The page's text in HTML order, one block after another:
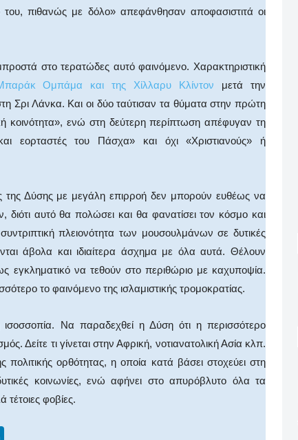
πιθανώς με δόλο» απεφάνθησαν αποφασιστιτά οι
στο τερατώδες αυτό φαινόμενο. Χαρακτηριστική
Ομπάμα και της Χίλλαρυ Κλίντον μετά την
Σρι Λάνκα. Και οι δύο ταύτισαν τα θύματα στην πρώτη
κοινότητα», ενώ στη δεύτερη περίπτωση απέφυγαν τη
εορταστές του Πάσχα» και όχι «Χριστιανούς» ή
της Δύσης με μεγάλη επιρροή δεν μπορούν ευθέως να
διότι αυτό θα πολώσει και θα φανατίσει τον κόσμο και
πλειονότητα των μουσουλμάνων σε δυτικές
άβολα και ιδιαίτερα άσχημα με όλα αυτά. Θέλουν
εγκληματικό να τεθούν στο περιθώριο με καχυποψία.
το φαινόμενο της ισλαμιστικής τρομοκρατίας.
Να παραδεχθεί η Δύση ότι η περισσότερο
Δείτε τι γίνεται στην Αφρική, νοτιανατολική Ασία κλπ.
ορθότητας, η οποία κατά βάσει στοχεύει στη
κοινωνίες, ενώ αφήνει στο απυρόβλυτο όλα τα
φοβίες.